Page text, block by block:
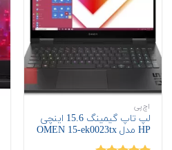
اچ‌پی
لپ تاپ گیمینگ 15.6 اینچی
HP مدل OMEN 15-ek0023tx